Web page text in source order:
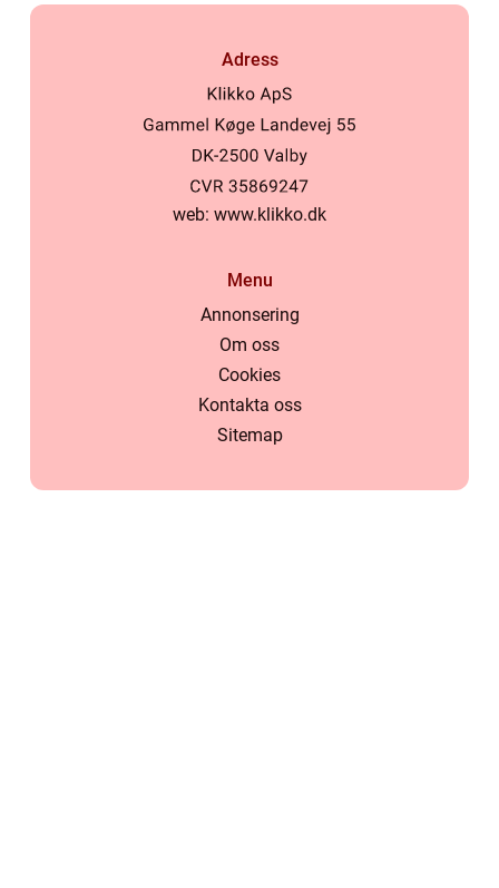
Adress
web: www.klikko.dk
Menu
Annonsering
Om oss
Cookies
Kontakta oss
Sitemap